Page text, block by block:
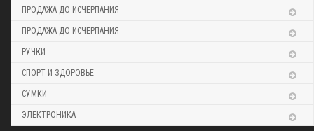
ПРОДАЖА ДО ИСЧЕРПАНИЯ
ПРОДАЖА ДО ИСЧЕРПАНИЯ
РУЧКИ
СПОРТ И ЗДОРОВЬЕ
СУМКИ
ЭЛЕКТРОНИКА